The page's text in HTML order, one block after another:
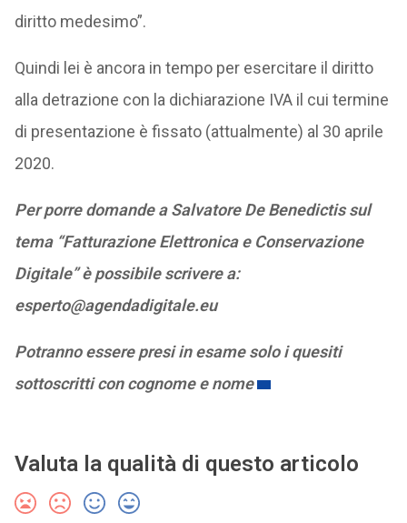
diritto medesimo”.
Quindi lei è ancora in tempo per esercitare il diritto
alla detrazione con la dichiarazione IVA il cui termine
di presentazione è fissato (attualmente) al 30 aprile
2020.
Per porre domande a Salvatore De Benedictis sul
tema “Fatturazione Elettronica e Conservazione
Digitale” è possibile scrivere a:
esperto@agendadigitale.eu
Potranno essere presi in esame solo i quesiti
sottoscritti con cognome e nome
Valuta la qualità di questo articolo